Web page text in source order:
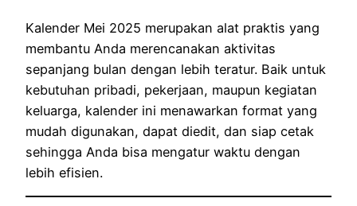
Kalender Mei 2025 merupakan alat praktis yang
membantu Anda merencanakan aktivitas
sepanjang bulan dengan lebih teratur. Baik untuk
kebutuhan pribadi, pekerjaan, maupun kegiatan
keluarga, kalender ini menawarkan format yang
mudah digunakan, dapat diedit, dan siap cetak
sehingga Anda bisa mengatur waktu dengan
lebih efisien.